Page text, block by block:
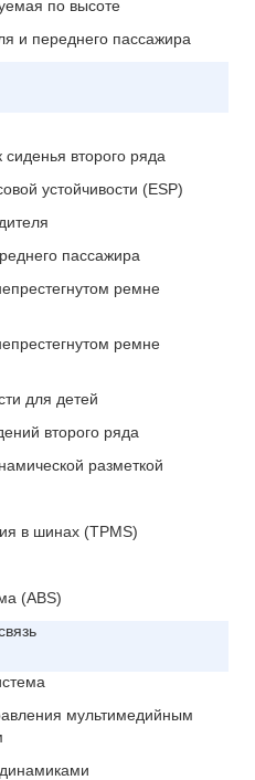
по высоте
и переднего пассажира
второго ряда
устойчивости (ESP)
пассажира
ремне
ремне
для детей
второго ряда
разметкой
в шинах (TPMS)
(ABS)
мультимедийным